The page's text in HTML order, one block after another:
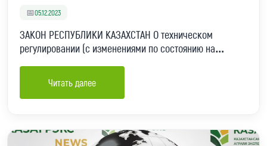
📅05.12.2023
ЗАКОН РЕСПУБЛИКИ КАЗАХСТАН О техническом
регулировании (с изменениями по состоянию на
Читать далее